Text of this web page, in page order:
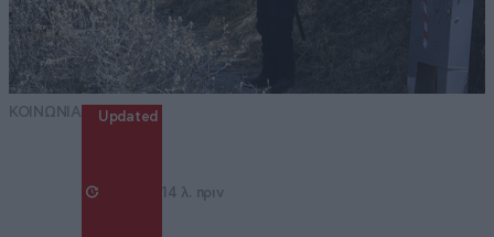
ΚΟΙΝΩΝΙΑ Updated
14 λ. πριν